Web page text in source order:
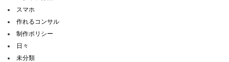
スマホ
作れるコンサル
制作ポリシー
日々
未分類